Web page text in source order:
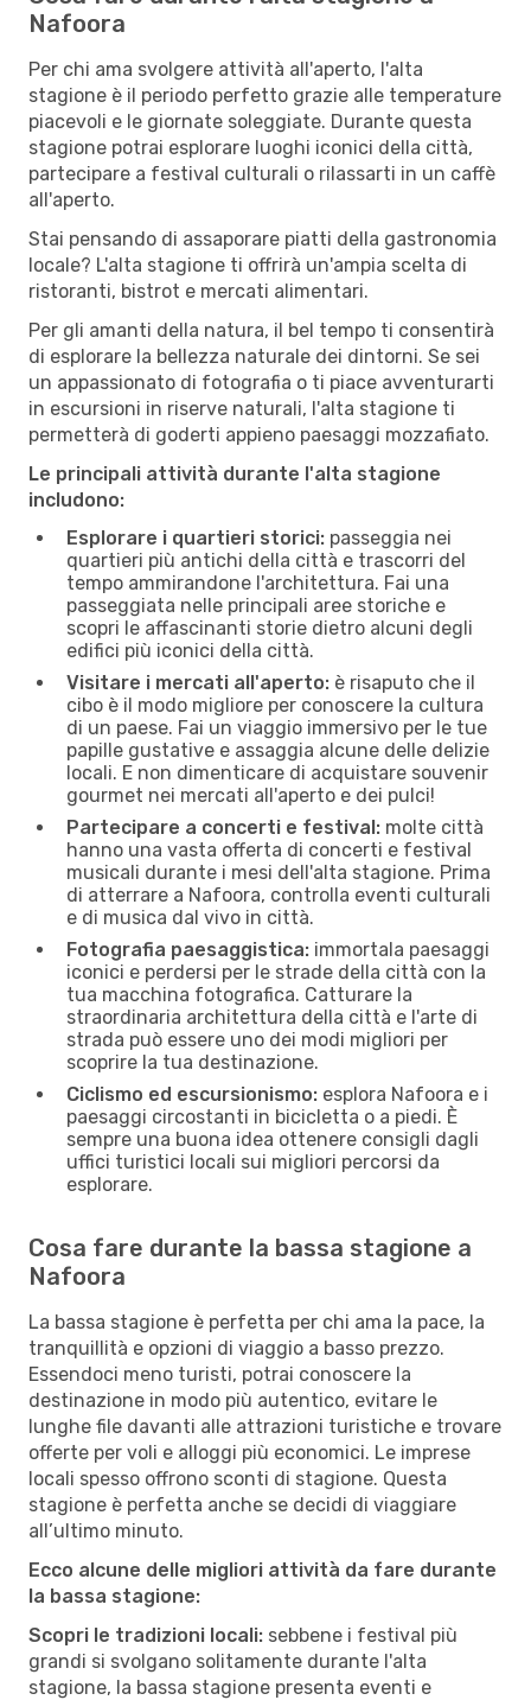
Nafoora
Per chi ama svolgere attività all'aperto, l'alta
stagione è il periodo perfetto grazie alle temperature
piacevoli e le giornate soleggiate. Durante questa
stagione potrai esplorare luoghi iconici della città,
partecipare a festival culturali o rilassarti in un caffè
all'aperto.
Stai pensando di assaporare piatti della gastronomia
locale? L'alta stagione ti offrirà un'ampia scelta di
ristoranti, bistrot e mercati alimentari.
Per gli amanti della natura, il bel tempo ti consentirà
di esplorare la bellezza naturale dei dintorni. Se sei
un appassionato di fotografia o ti piace avventurarti
in escursioni in riserve naturali, l'alta stagione ti
permetterà di goderti appieno paesaggi mozzafiato.
Le principali attività durante l'alta stagione
includono:
Esplorare i quartieri storici: passeggia nei
quartieri più antichi della città e trascorri del
tempo ammirandone l'architettura. Fai una
passeggiata nelle principali aree storiche e
scopri le affascinanti storie dietro alcuni degli
edifici più iconici della città.
Visitare i mercati all'aperto: è risaputo che il
cibo è il modo migliore per conoscere la cultura
di un paese. Fai un viaggio immersivo per le tue
papille gustative e assaggia alcune delle delizie
locali. E non dimenticare di acquistare souvenir
gourmet nei mercati all'aperto e dei pulci!
Partecipare a concerti e festival: molte città
hanno una vasta offerta di concerti e festival
musicali durante i mesi dell'alta stagione. Prima
di atterrare a Nafoora, controlla eventi culturali
e di musica dal vivo in città.
Fotografia paesaggistica: immortala paesaggi
iconici e perdersi per le strade della città con la
tua macchina fotografica. Catturare la
straordinaria architettura della città e l'arte di
strada può essere uno dei modi migliori per
scoprire la tua destinazione.
Ciclismo ed escursionismo: esplora Nafoora e i
paesaggi circostanti in bicicletta o a piedi. È
sempre una buona idea ottenere consigli dagli
uffici turistici locali sui migliori percorsi da
esplorare.
Cosa fare durante la bassa stagione a
Nafoora
La bassa stagione è perfetta per chi ama la pace, la
tranquillità e opzioni di viaggio a basso prezzo.
Essendoci meno turisti, potrai conoscere la
destinazione in modo più autentico, evitare le
lunghe file davanti alle attrazioni turistiche e trovare
offerte per voli e alloggi più economici. Le imprese
locali spesso offrono sconti di stagione. Questa
stagione è perfetta anche se decidi di viaggiare
all’ultimo minuto.
Ecco alcune delle migliori attività da fare durante
la bassa stagione:
Scopri le tradizioni locali: sebbene i festival più
grandi si svolgano solitamente durante l'alta
stagione, la bassa stagione presenta eventi e